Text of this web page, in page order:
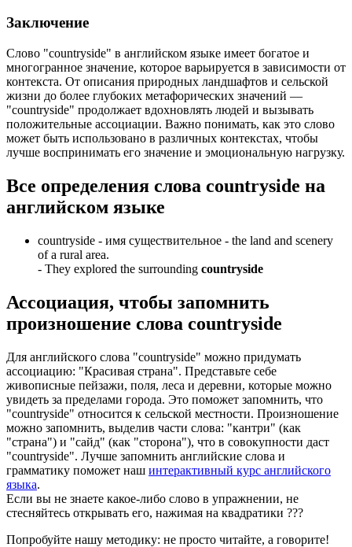
Заключение
Слово "countryside" в английском языке имеет богатое и
многогранное значение, которое варьируется в зависимости от
контекста. От описания природных ландшафтов и сельской
жизни до более глубоких метафорических значений —
"countryside" продолжает вдохновлять людей и вызывать
положительные ассоциации. Важно понимать, как это слово
может быть использовано в различных контекстах, чтобы
лучше воспринимать его значение и эмоциональную нагрузку.
Все определения слова countryside на
английском языке
countryside - имя существительное - the land and scenery
of a rural area.
- They explored the surrounding countryside
Ассоциация, чтобы запомнить
произношение слова countryside
Для английского слова "countryside" можно придумать
ассоциацию: "Красивая страна". Представьте себе
живописные пейзажи, поля, леса и деревни, которые можно
увидеть за пределами города. Это поможет запомнить, что
"countryside" относится к сельской местности. Произношение
можно запомнить, выделив части слова: "кантри" (как
"страна") и "сайд" (как "сторона"), что в совокупности даст
"countryside". Лучше запомнить английские слова и
грамматику поможет наш интерактивный курс английского
языка.
Если вы не знаете какое-либо слово в упражнении, не
стесняйтесь открывать его, нажимая на квадратики ???
Попробуйте нашу методику: не просто читайте, а говорите!